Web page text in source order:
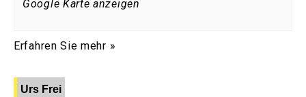
Google Karte anzeigen
Erfahren Sie mehr »
Urs Frei